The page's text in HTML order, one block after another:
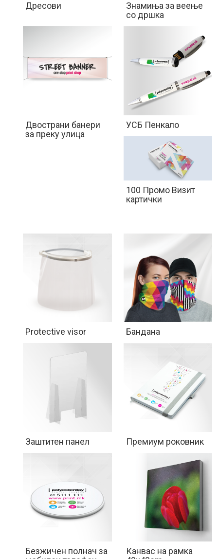
Нарачки
Контакт
Дресови
Знамиња за веење
со дршка
Двострани банери
за преку улица
УСБ Пенкало
100 Промо Визит
картички
Protective visor Бандана
Заштитен панел Премиум роковник
Безжичен полнач за
Канвас на рамка